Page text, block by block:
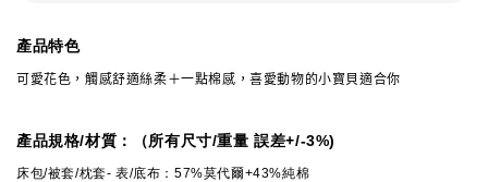
產品特色
可愛花色，觸感舒適絲柔＋一點棉感，喜愛動物的小寶貝適合你
產品規格/材質：（所有尺寸/重量 誤差+/-3%)
床包/被套/枕套- 表/底布：57%莫代爾+43%純棉